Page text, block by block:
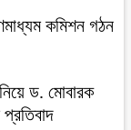
কমিশন গঠন
ড. মোবারক